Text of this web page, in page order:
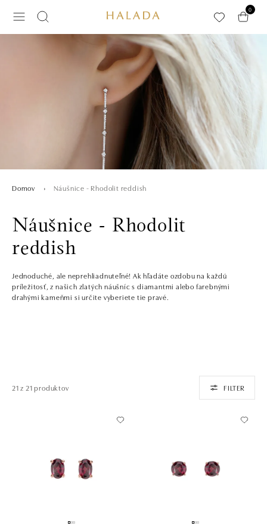
0
Domov Náušnice - Rhodolit reddish
Náušnice - Rhodolit
reddish
Jednoduché, ale neprehliadnuteľné! Ak hľadáte ozdobu na každú
príležitosť, z našich zlatých náušníc s diamantmi alebo farebnými
drahými kameňmi si určite vyberiete tie pravé.
21 z 21 produktov FILTER